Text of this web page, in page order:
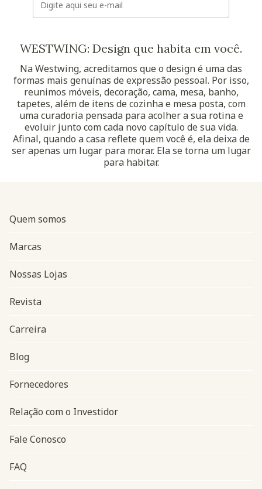
WESTWING: Design que habita em você.
Na Westwing, acreditamos que o design é uma das
formas mais genuínas de expressão pessoal. Por isso,
reunimos móveis, decoração, cama, mesa, banho,
tapetes, além de itens de cozinha e mesa posta, com
uma curadoria pensada para acolher a sua rotina e
evoluir junto com cada novo capítulo de sua vida.
Afinal, quando a casa reflete quem você é, ela deixa de
ser apenas um lugar para morar. Ela se torna um lugar
para habitar.
Navegação do rodapé
Quem somos
Marcas
Nossas Lojas
Revista
Carreira
Blog
Fornecedores
Relação com o Investidor
Fale Conosco
FAQ